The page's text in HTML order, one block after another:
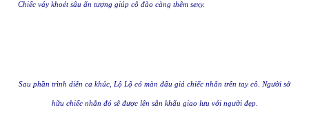
Chiếc váy khoét sâu ấn tượng giúp cô đào càng thêm sexy.
Sau phần trình diễn ca khúc, Lộ Lộ có màn đấu giá chiếc nhẫn trên tay cô. Người sở
hữu chiếc nhẫn đó sẽ được lên sân khấu giao lưu với người đẹp.